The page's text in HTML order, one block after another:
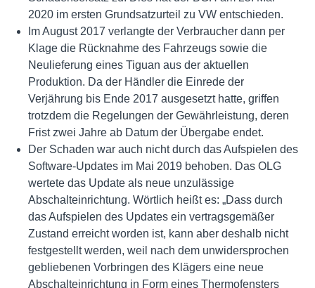
2020 im ersten Grundsatzurteil zu VW entschieden.
Im August 2017 verlangte der Verbraucher dann per
Klage die Rücknahme des Fahrzeugs sowie die
Neulieferung eines Tiguan aus der aktuellen
Produktion. Da der Händler die Einrede der
Verjährung bis Ende 2017 ausgesetzt hatte, griffen
trotzdem die Regelungen der Gewährleistung, deren
Frist zwei Jahre ab Datum der Übergabe endet.
Der Schaden war auch nicht durch das Aufspielen des
Software-Updates im Mai 2019 behoben. Das OLG
wertete das Update als neue unzulässige
Abschalteinrichtung. Wörtlich heißt es: „Dass durch
das Aufspielen des Updates ein vertragsgemäßer
Zustand erreicht worden ist, kann aber deshalb nicht
festgestellt werden, weil nach dem unwidersprochen
gebliebenen Vorbringen des Klägers eine neue
Abschalteinrichtung in Form eines Thermofensters